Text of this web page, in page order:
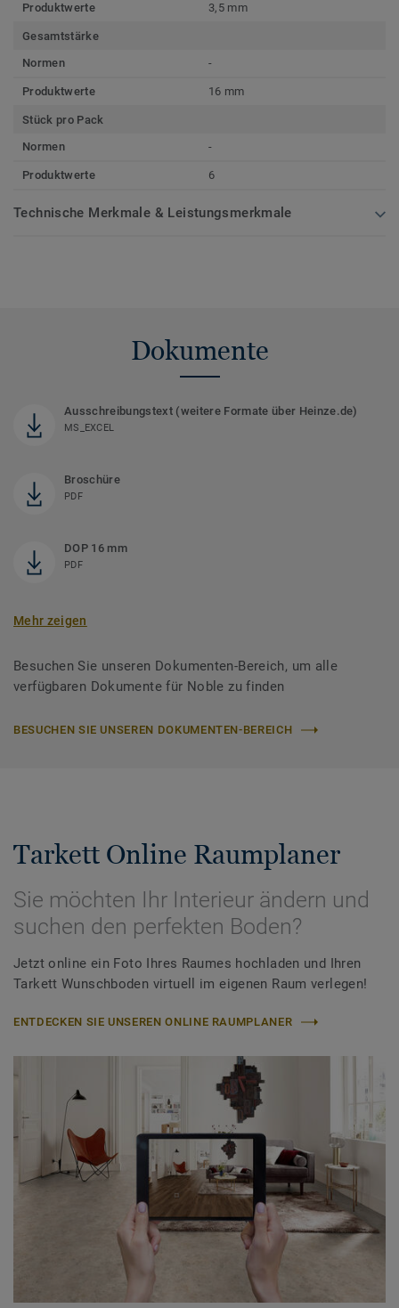
Produktwerte 3,5 mm
Gesamtstärke
Normen
-
Produktwerte 16 mm
Stück pro Pack
Normen
-
Produktwerte 6
Technische Merkmale & Leistungsmerkmale
Dokumente
Ausschreibungstext (weitere Formate über Heinze.de)
MS_EXCEL
Broschüre
PDF
DOP 16 mm
PDF
Mehr zeigen
Besuchen Sie unseren Dokumenten-Bereich, um alle
verfügbaren Dokumente für Noble zu finden
BESUCHEN SIE UNSEREN DOKUMENTEN-BEREICH
Tarkett Online Raumplaner
Sie möchten Ihr Interieur ändern und
suchen den perfekten Boden?
Jetzt online ein Foto Ihres Raumes hochladen und Ihren
Tarkett Wunschboden virtuell im eigenen Raum verlegen!
ENTDECKEN SIE UNSEREN ONLINE RAUMPLANER